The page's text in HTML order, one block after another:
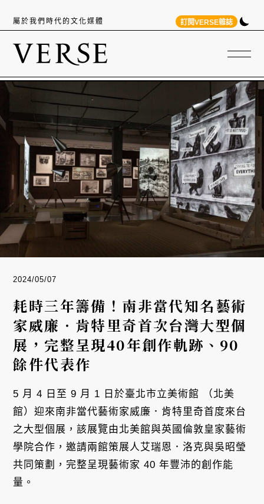
屬於我們時代的文化媒體 訂閱VERSE雜誌
2024/05/07
耗時三年籌備！南非當代知名藝術
家威廉．肯特里奇首次台灣大型個
展，完整呈現40年創作軌跡、90
餘件代表作
5 月 4 日至 9 月 1 日於臺北市立美術館 （北美
館）迎來南非當代藝術家威廉．肯特里奇首度來台
之大型個展，該展覽由北美館與英國倫敦皇家藝術
學院合作，邀請兩館策展人艾瑞恩．洛克與吳昭瑩
共同策劃，完整呈現藝術家 40 年豐沛的創作能
量。